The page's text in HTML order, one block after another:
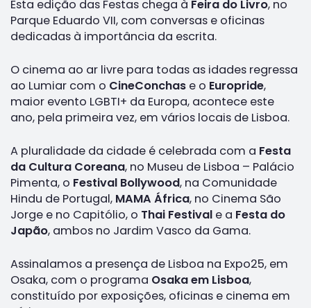
Esta edição das Festas chega à Feira do Livro, no
Parque Eduardo VII, com conversas e oficinas
dedicadas à importância da escrita.
O cinema ao ar livre para todas as idades regressa
ao Lumiar com o CineConchas e o Europride,
maior evento LGBTI+ da Europa, acontece este
ano, pela primeira vez, em vários locais de Lisboa.
A pluralidade da cidade é celebrada com a Festa
da Cultura Coreana, no Museu de Lisboa – Palácio
Pimenta, o Festival Bollywood, na Comunidade
Hindu de Portugal, MAMA África, no Cinema São
Jorge e no Capitólio, o Thai Festival e a Festa do
Japão, ambos no Jardim Vasco da Gama.
Assinalamos a presença de Lisboa na Expo25, em
Osaka, com o programa Osaka em Lisboa,
constituído por exposições, oficinas e cinema em